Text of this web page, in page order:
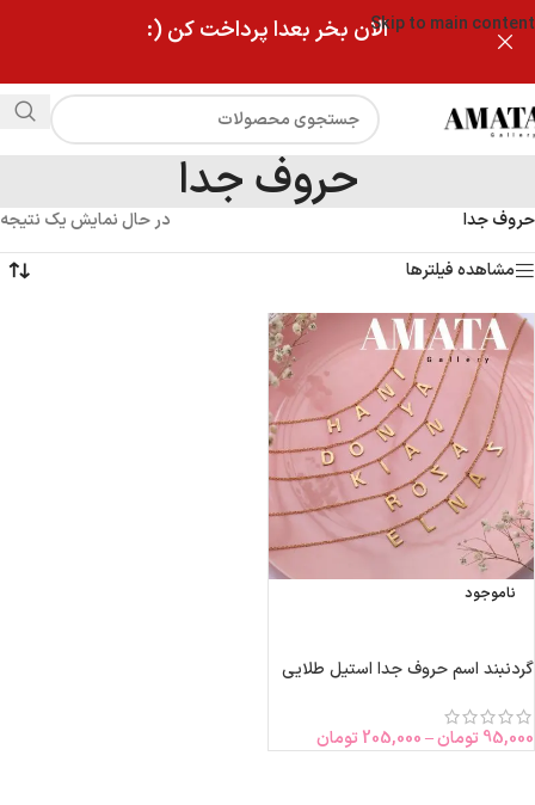
Skip to main contentالان بخر بعدا پرداخت کن (:
حروف جدا
حروف جدا
در حال نمایش یک نتیجه
مشاهده فیلترها
ناموجود
گردنبند اسم حروف جدا استیل طلایی
95,000 تومان–
205,000 تومان